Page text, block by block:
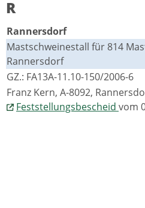
R
Rannersdorf
Mastschweinestall für 814
Rannersdorf
GZ.: FA13A-11.10-150/2006-6
Franz Kern, A-8092,
Feststellungsbescheid vom